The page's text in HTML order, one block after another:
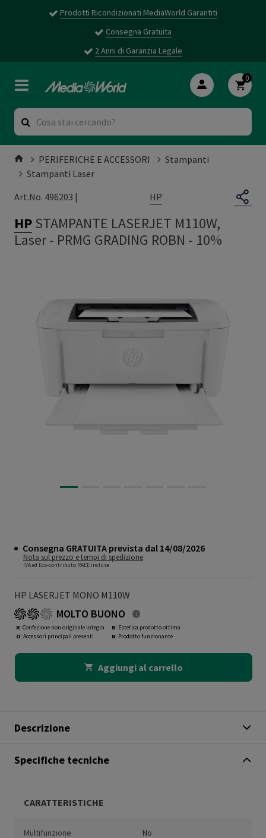
Prodotti Ricondizionati MediaWorld Garantiti
Consegna Gratuita
2 Anni di Garanzia Legale
0
PERIFERICHE E ACCESSORI
Stampanti
Stampanti Laser
Art.No. 496203 |
HP
HPSTAMPANTE LASERJET M110W,
Laser- PRMG GRADING ROBN - 10%
Consegna GRATUITA prevista dal 14/08/2026
Nota sul prezzo e tempi di spedizione
IVA ed Eco-contributo RAEE incluse
HP LASERJET MONO M110W
MOLTO BUONO
R: Confezione non originale integra
O: Accessori principali presenti
B: Estetica prodotto ottima
N: Prodotto funzionante
Aggiungi al carrello
Descrizione
Specifiche tecniche
CARATTERISTICHE
Multifunzione No